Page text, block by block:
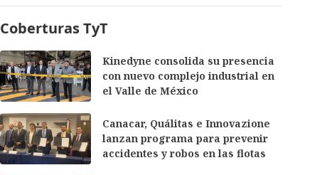
Coberturas TyT
Kinedyne consolida su presencia
con nuevo complejo industrial en
el Valle de México
Canacar, Quálitas e Innovazione
lanzan programa para prevenir
accidentes y robos en las flotas